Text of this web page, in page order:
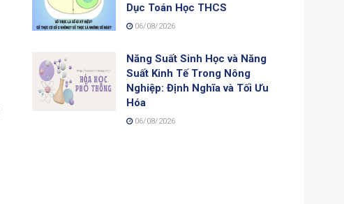
Dục Toán Học THCS
06/08/2026
Năng Suất Sinh Học và Năng
Suất Kinh Tế Trong Nông
Nghiệp: Định Nghĩa và Tối Ưu
Hóa
06/08/2026